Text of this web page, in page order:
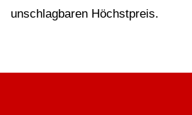
unschlagbaren Höchstpreis.